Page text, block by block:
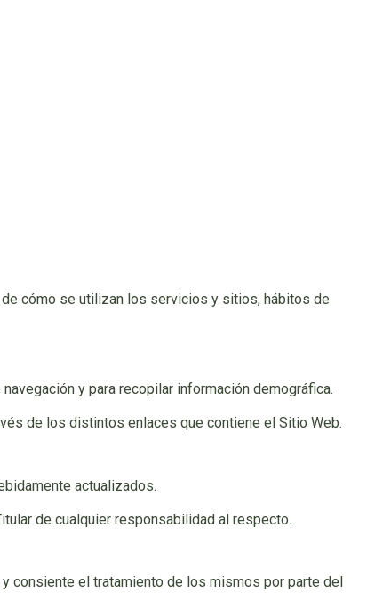
cómo se utilizan los servicios y sitios, hábitos de
y para recopilar información demográfica.
de los distintos enlaces que contiene el Sitio Web.
actualizados.
de cualquier responsabilidad al respecto.
consiente el tratamiento de los mismos por parte del